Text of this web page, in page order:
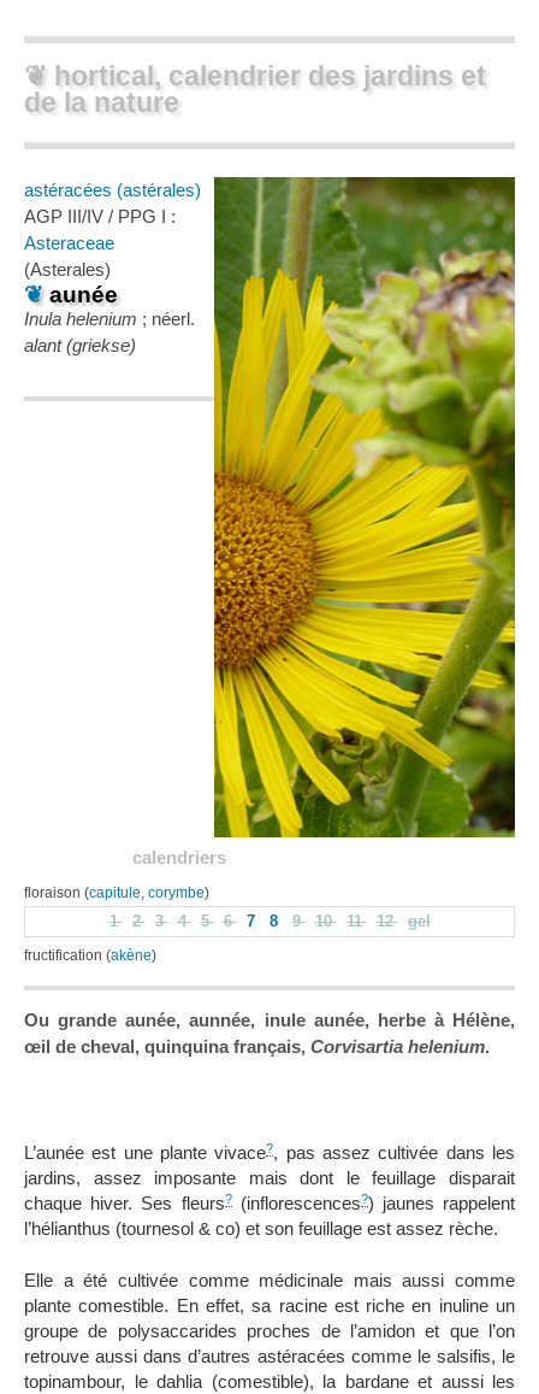
❦ hortical, calendrier des jardins et
de la nature
astéracées (astérales)
AGP III/IV / PPG I :
Asteraceae
(Asterales)
❦aunée
Inula helenium ; néerl.
alant (griekse)
calendriers
floraison (capitule corymbe)
1 2 3 4 5 6 7 8 9 10 11 12 gel
fructification (akène)
Ou grande aunée, aunnée, inule aunée, herbe à Hélène,
œil de cheval, quinquina français, Corvisartia helenium.
L’aunée est une plante vivace?, pas assez cultivée dans les
jardins, assez imposante mais dont le feuillage disparait
chaque hiver. Ses fleurs?(inflorescences?) jaunes rappelent
l’hélianthus (tournesol & co) et son feuillage est assez rèche.
Elle a été cultivée comme médicinale mais aussi comme
plante comestible. En effet, sa racine est riche en inuline un
groupe de polysaccarides proches de l’amidon et que l’on
retrouve aussi dans d’autres astéracées comme le salsifis, le
topinambour, le dahlia (comestible), la bardane et aussi les